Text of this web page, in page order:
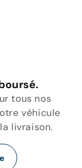
tous nos
véhicule
livraison.